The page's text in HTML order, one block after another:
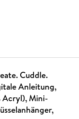
Cuddle.
Anleitung,
Acryl), Mini-